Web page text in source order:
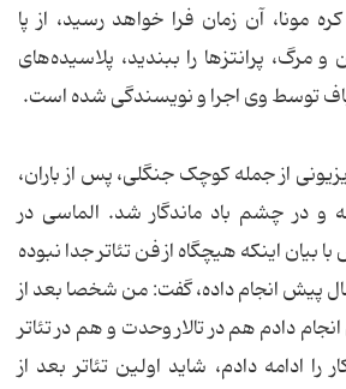
مونا، آن زمان فرا خواهد رسید، از پا
و مرگ، پرانتزها را ببندید، پلاسیده‌های
توسط وی اجرا و نویسندگی شده است.
از جمله کوچک جنگلی، پس از باران،
در چشم باد ماندگار شد. الماسی در
بیان اینکه هیچگاه از فن تئاتر جدا نبوده
پیش انجام داده، گفت: من شخصا بعد از
دادم هم در تالار وحدت و هم در تئاتر
ادامه دادم، شاید اولین تئاتر بعد از